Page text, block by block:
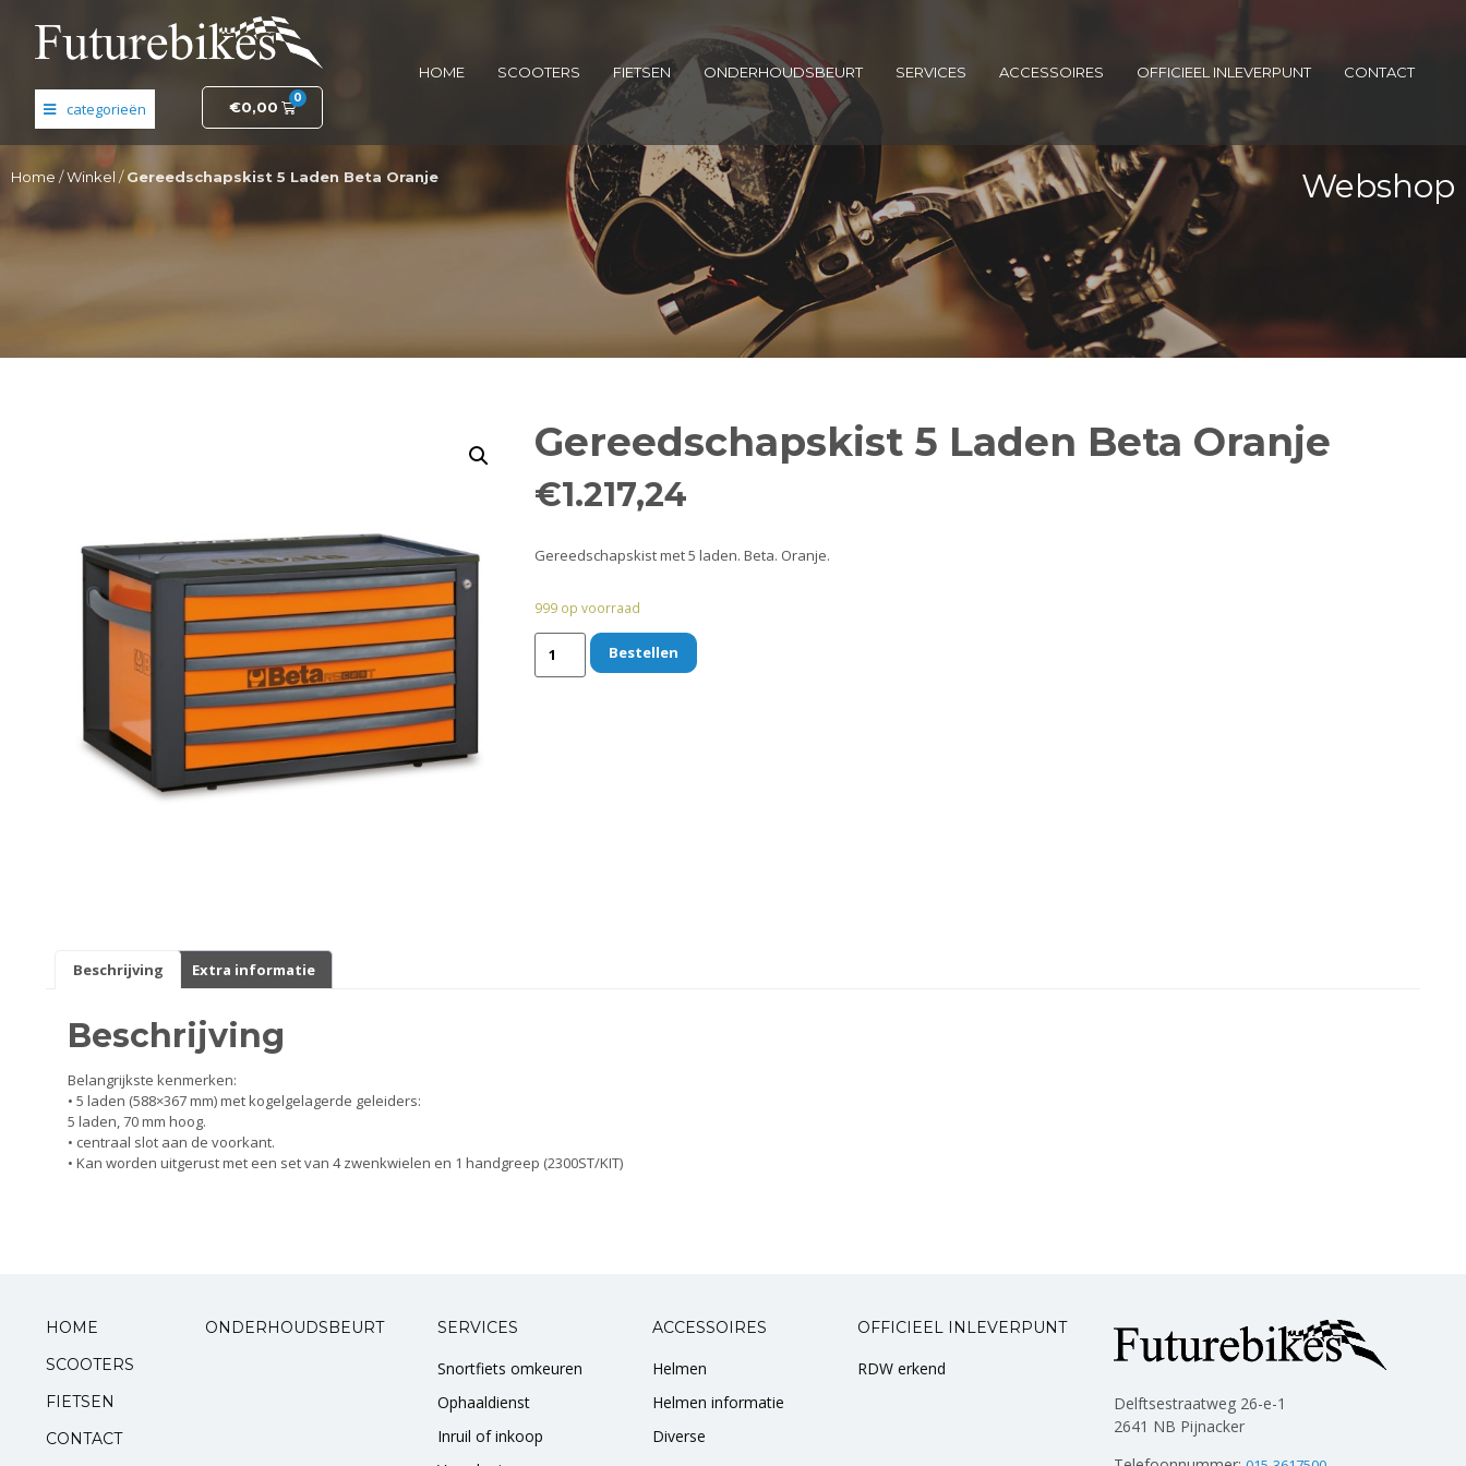
Originele BTC-onderdelen
Originele Kymco-onderdelen
Originele Peugeot-onderdelen
Originele Piaggio/Vespa-onderdelen
Originele Sym-onderdelen
Bevestigingsdelen
Koffers en manden
Werkplaats en gereedschap
Spiegels
€0,00
0
HOME SCOOTERS FIETSEN ONDERHOUDSBEURT SERVICES ACCESSOIRES OFFICIEEL INLEVERPUNT CONTACT
Home /Winkel /Gereedschapskist 5 Laden Beta Oranje Webshop
Gereedschapskist 5 Laden Beta Oranje
€1.217,24
Gereedschapskist met 5 laden. Beta. Oranje.
999 op voorraad
Bestellen
Beschrijving Extra informatie
Beschrijving
Belangrijkste kenmerken:
• 5 laden (588×367 mm) met kogelgelagerde geleiders:
5 laden, 70 mm hoog.
• centraal slot aan de voorkant.
• Kan worden uitgerust met een set van 4 zwenkwielen en 1 handgreep (2300ST/KIT)
HOME
SCOOTERS
FIETSEN
CONTACT
ONDERHOUDSBEURT SERVICES
Snortfiets omkeuren
Ophaaldienst
Inruil of inkoop
ACCESSOIRES
Helmen
Helmen informatie
Diverse
OFFICIEEL INLEVERPUNT
RDW erkend
Delftsestraatweg 26-e-1
2641 NB Pijnacker